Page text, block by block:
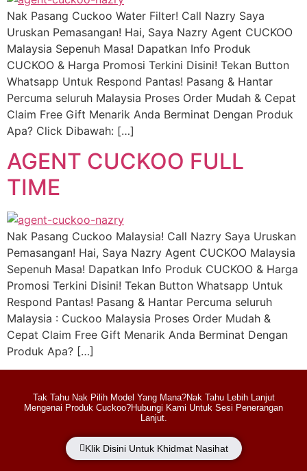
Nak Pasang Cuckoo Water Filter! Call Nazry Saya
Uruskan Pemasangan! Hai, Saya Nazry Agent CUCKOO
Malaysia Sepenuh Masa! Dapatkan Info Produk
CUCKOO & Harga Promosi Terkini Disini! Tekan Button
Whatsapp Untuk Respond Pantas! Pasang & Hantar
Percuma seluruh Malaysia Proses Order Mudah & Cepat
Claim Free Gift Menarik Anda Berminat Dengan Produk
Apa? Click Dibawah: […]
AGENT CUCKOO FULL
TIME
Nak Pasang Cuckoo Malaysia! Call Nazry Saya Uruskan
Pemasangan! Hai, Saya Nazry Agent CUCKOO Malaysia
Sepenuh Masa! Dapatkan Info Produk CUCKOO & Harga
Promosi Terkini Disini! Tekan Button Whatsapp Untuk
Respond Pantas! Pasang & Hantar Percuma seluruh
Malaysia : Cuckoo Malaysia Proses Order Mudah &
Cepat Claim Free Gift Menarik Anda Berminat Dengan
Produk Apa? […]
Tak Tahu Nak Pilih Model Yang Mana?Nak Tahu Lebih Lanjut
Mengenai Produk Cuckoo?Hubungi Kami Untuk Sesi Penerangan
Lanjut.
Klik Disini Untuk Khidmat Nasihat